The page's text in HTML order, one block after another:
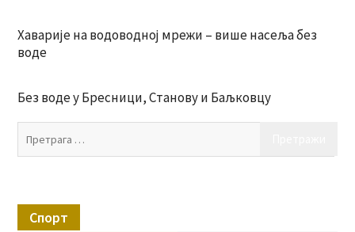
Хаварије на водоводној мрежи – више насеља без
воде
Без воде у Бресници, Станову и Баљковцу
Спорт